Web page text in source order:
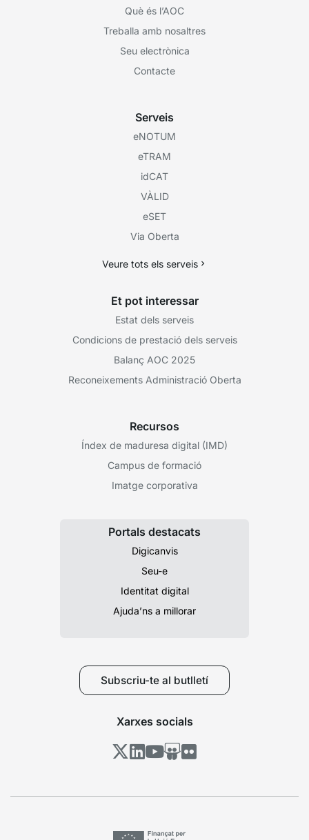
Què és l’AOC
Treballa amb nosaltres
Seu electrònica
Contacte
Serveis
eNOTUM
eTRAM
idCAT
VÀLID
eSET
Via Oberta
Veure tots els serveis
Et pot interessar
Estat dels serveis
Condicions de prestació dels serveis
Balanç AOC 2025
Reconeixements Administració Oberta
Recursos
Índex de maduresa digital (IMD)
Campus de formació
Imatge corporativa
Portals destacats
Digicanvis
Seu-e
Identitat digital
Ajuda’ns a millorar
Subscriu-te al butlletí
Xarxes socials